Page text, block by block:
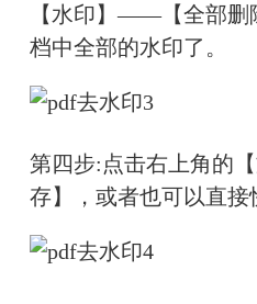
【水印】——【全部删
档中全部的水印了。
第四步:点击右上角的
存】，或者也可以直接